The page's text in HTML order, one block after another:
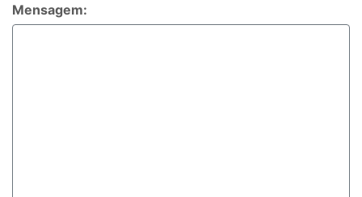
Mensagem: